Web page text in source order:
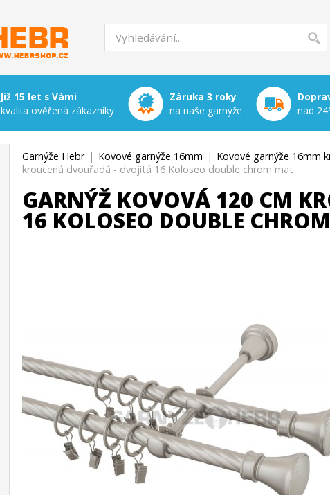
Již 15 let s Vámi
kvalita ověřená zákazníky
Záruka 3 roky
na naše garnýže
nad
Garnýže Hebr | Kovové garnýže 16mm | Kovové garnýže 16mm
kroucená dvouřadá - dvojitá 16 Koloseo double chrom mat
GARNÝŽ KOVOVÁ 120 CM
16 KOLOSEO DOUBLE